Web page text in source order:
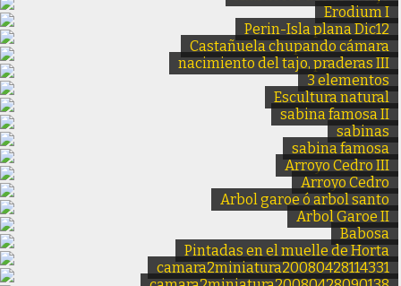
Erodium I
Perin-Isla plana Dic12
Castañuela chupando cámara
nacimiento del tajo, praderas III
3 elementos
Escultura natural
sabina famosa II
sabinas
sabina famosa
Arroyo Cedro III
Arroyo Cedro
Arbol garoe ó arbol santo
Arbol Garoe II
Babosa
Pintadas en el muelle de Horta
camara2miniatura20080428114331